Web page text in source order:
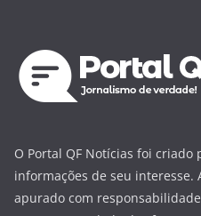
O Portal QF Notícias foi criado
informações de seu
apurado com